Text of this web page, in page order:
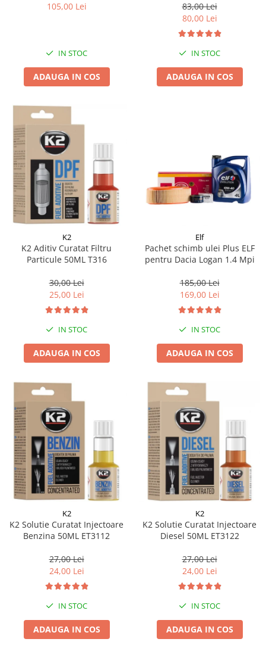
105,00 Lei
IN STOC
ADAUGA IN COS
83,00 Lei
80,00 Lei
IN STOC
ADAUGA IN COS
K2
K2 Aditiv Curatat Filtru
Particule 50ML T316
30,00 Lei
25,00 Lei
IN STOC
ADAUGA IN COS
Elf
Pachet schimb ulei Plus ELF
pentru Dacia Logan 1.4 Mpi
185,00 Lei
169,00 Lei
IN STOC
ADAUGA IN COS
K2
K2 Solutie Curatat Injectoare
Benzina 50ML ET3112
27,00 Lei
24,00 Lei
IN STOC
ADAUGA IN COS
K2
K2 Solutie Curatat Injectoare
Diesel 50ML ET3122
27,00 Lei
24,00 Lei
IN STOC
ADAUGA IN COS